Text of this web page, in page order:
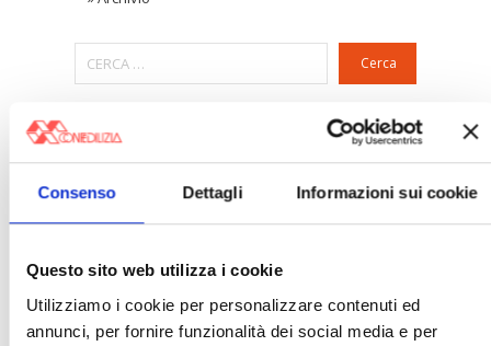
Consenso Dettagli Informazioni sui cookie
Questo sito web utilizza i cookie
Utilizziamo i cookie per personalizzare contenuti ed
annunci, per fornire funzionalità dei social media e per
Cerca
〉 Area riservata Associazioni